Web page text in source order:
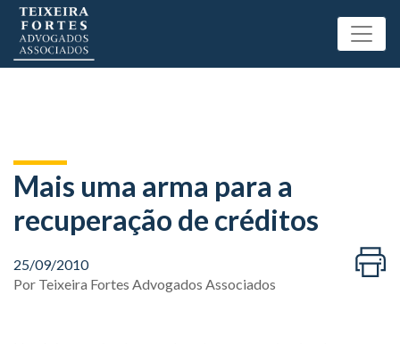
Mais uma arma para a
recuperação de créditos
25/09/2010
Por Teixeira Fortes Advogados Associados